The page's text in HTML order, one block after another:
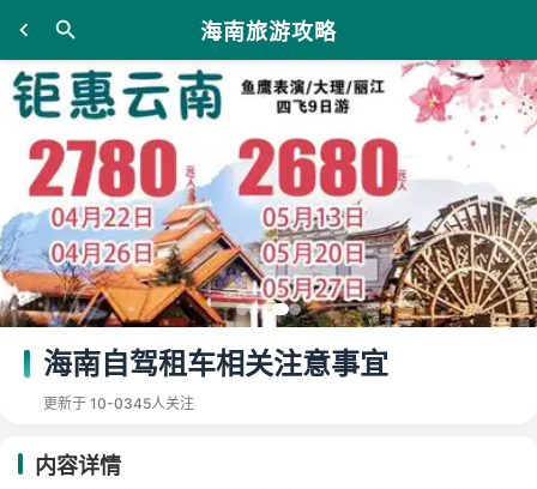
海南旅游攻略
海南自驾租车相关注意事宜
更新于 10-0345人关注
内容详情